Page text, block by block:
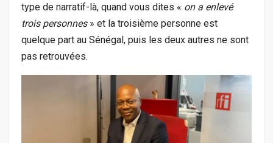
type de narratif-là, quand vous dites « on a enlevé
trois personnes » et la troisième personne est
quelque part au Sénégal, puis les deux autres ne sont
pas retrouvées.